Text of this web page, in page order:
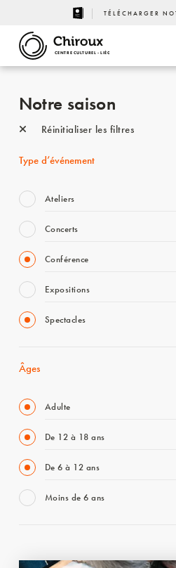
TÉLÉCHARGER
CENTRE CULTUREL - LIÈGE
Notre saison
Réinitialiser les filtres
Type d’événement
Ateliers
Concerts
Conférence
Expositions
Spectacles
Âges
Adulte
De 12 à 18 ans
De 6 à 12 ans
Moins de 6 ans